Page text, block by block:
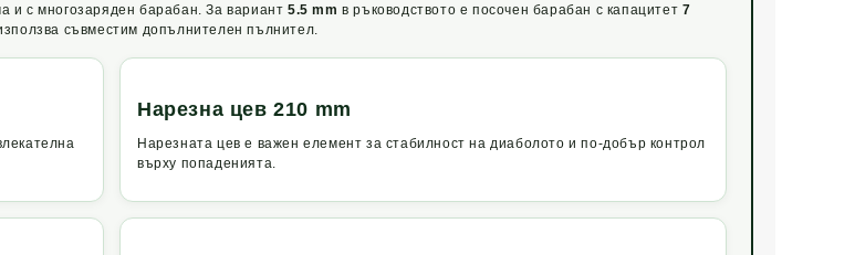
и с многозаряден барабан. За вариант 5.5 mm в ръководството е посочен барабан с капацитет 7
съвместим допълнителен пълнител.
Нарезна цев 210 mm
Нарезната цев е важен елемент за стабилност на диаболото и по-добър контрол
върху попаденията.